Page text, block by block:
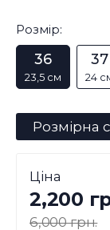
Розмір:
36
23,5 см
37
24
Розмірна
Ціна
2,200
6,000 грн.